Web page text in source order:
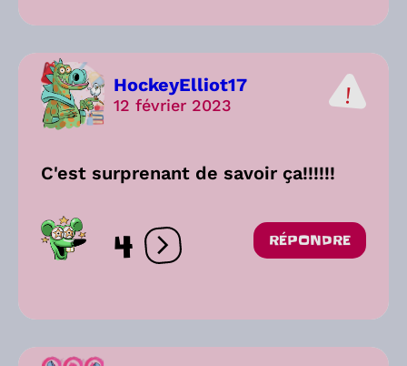
HockeyElliot17
12 février 2023
C'est surprenant de savoir ça!!!!!!
4 Ouvrir les réactions
RÉPONDRE